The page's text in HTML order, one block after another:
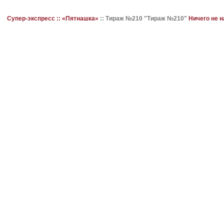
Супер-экспресс :: «Пятнашка» :: Тираж №210 "Тираж №210" Ничего не